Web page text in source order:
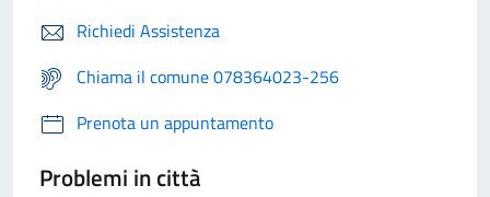
Richiedi Assistenza
Chiama il comune 078364023-256
Prenota un appuntamento
Problemi in città